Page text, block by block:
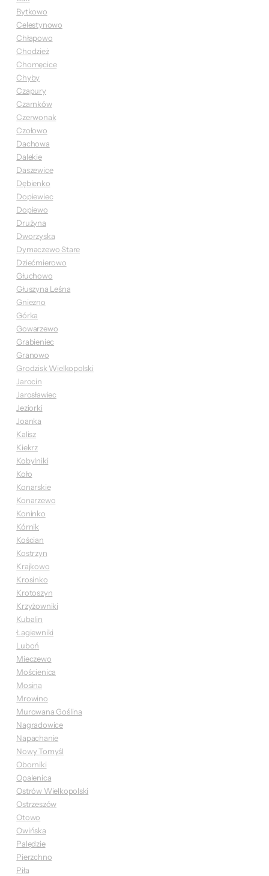
Bytkowo
Celestynowo
Chłapowo
Chodzież
Chomęcice
Chyby
Czapury
Czarnków
Czerwonak
Czołowo
Dachowa
Dalekie
Daszewice
Dębienko
Dopiewiec
Dopiewo
Drużyna
Dworzyska
Dymaczewo Stare
Dziećmierowo
Głuchowo
Głuszyna Leśna
Gniezno
Górka
Gowarzewo
Grabieniec
Granowo
Grodzisk Wielkopolski
Jarocin
Jarosławiec
Jeziorki
Joanka
Kalisz
Kiekrz
Kobylniki
Koło
Konarskie
Konarzewo
Koninko
Kórnik
Kościan
Kostrzyn
Krajkowo
Krosinko
Krotoszyn
Krzyżowniki
Kubalin
Łagiewniki
Luboń
Mieczewo
Mościenica
Mosina
Mrowino
Murowana Goślina
Nagradowice
Napachanie
Nowy Tomyśl
Oborniki
Opalenica
Ostrów Wielkopolski
Ostrzeszów
Otowo
Owińska
Palędzie
Pierzchno
Piła